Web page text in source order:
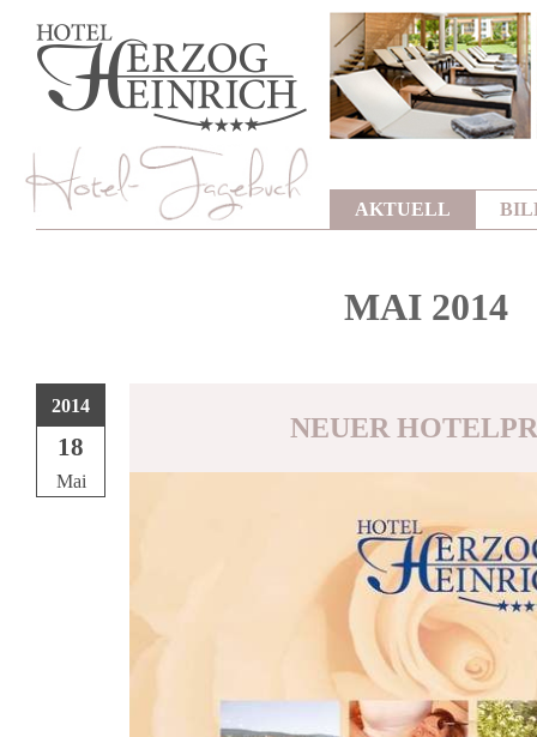
AKTUELL
MAI 2014
2014
18
Mai
NEUER